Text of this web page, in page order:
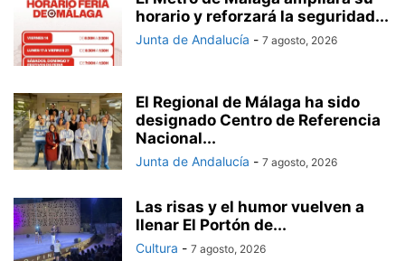
horario y reforzará la seguridad...
Junta de Andalucía - 7 agosto, 2026
El Regional de Málaga ha sido
designado Centro de Referencia
Nacional...
Junta de Andalucía - 7 agosto, 2026
Las risas y el humor vuelven a
llenar El Portón de...
Cultura - 7 agosto, 2026